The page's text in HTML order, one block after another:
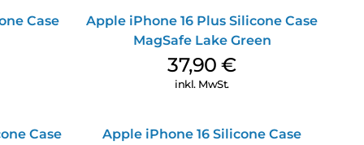
Case
Apple iPhone 16 Plus Silicone Case
MagSafe Lake Green
37,90€
inkl. MwSt.
Case
Apple iPhone 16 Silicone Case